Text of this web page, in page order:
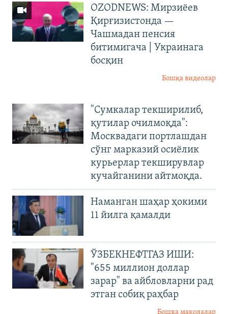
OZODNEWS: Мирзиёев
Қирғизистонда —
Чашмадан пенсия
битимигача | Украинага
босқин
Бошқа видеолар
"Сумкалар текширилиб,
қутилар очилмоқда":
Москвадаги портлашдан
сўнг марказий осиёлик
курьерлар текширувлар
кучайганини айтмоқда.
Наманган шаҳар ҳокими
11 йилга қамалди
ЎЗБЕКНЕФТГАЗ ИШИ:
"655 миллион доллар
зарар" ва айбловларни рад
этган собиқ раҳбар
Бошқа мақолалар